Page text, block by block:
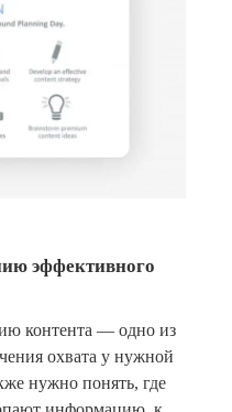
эффективного
контента — одно из
охвата у нужной
нужно понять, где